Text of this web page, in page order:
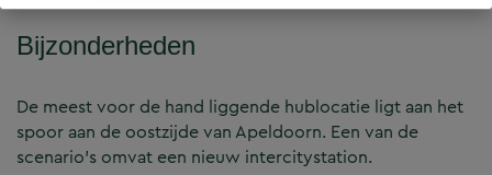
Bijzonderheden
De meest voor de hand liggende hublocatie ligt aan het
spoor aan de oostzijde van Apeldoorn. Een van de
scenario’s omvat een nieuw intercitystation.